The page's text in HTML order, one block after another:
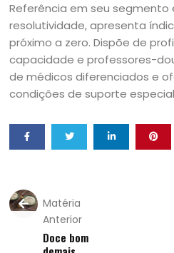
Referência em seu segmento
resolutividade, apresenta
próximo a zero. Dispõe de
capacidade e professores-
de médicos diferenciados e
condições de suporte
Matéria
Anterior
Doce bom